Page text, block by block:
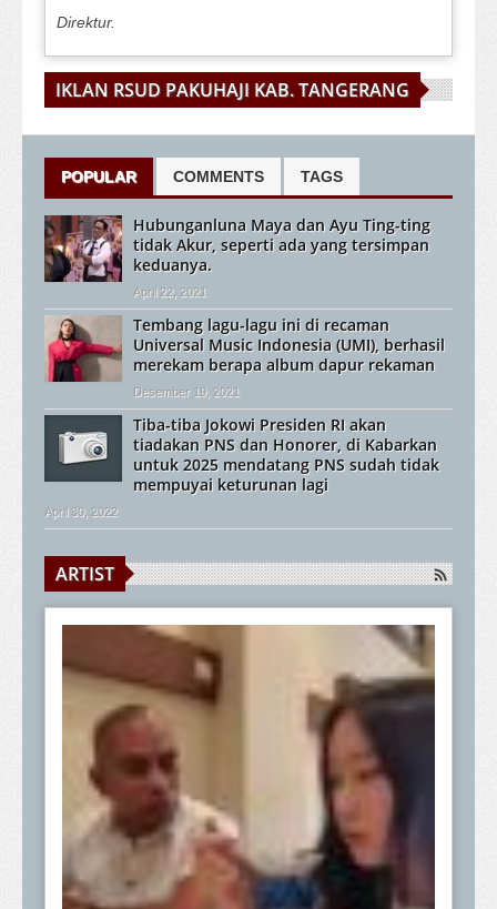
Direktur.
IKLAN RSUD PAKUHAJI KAB. TANGERANG
POPULAR COMMENTS TAGS
Hubunganluna Maya dan Ayu Ting-ting
tidak Akur, seperti ada yang tersimpan
keduanya.
April 22, 2021
Tembang lagu-lagu ini di recaman
Universal Music Indonesia (UMI), berhasil
merekam berapa album dapur rekaman
Desember 19, 2021
Tiba-tiba Jokowi Presiden RI akan
tiadakan PNS dan Honorer, di Kabarkan
untuk 2025 mendatang PNS sudah tidak
mempuyai keturunan lagi
April 30, 2022
ARTIST